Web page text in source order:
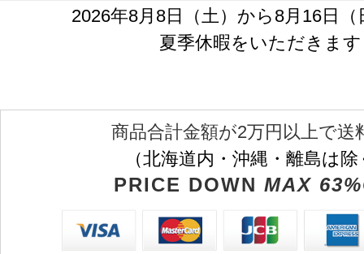
2026年8月8日（土）から8月16日
夏季休暇をいただきます
商品合計金額が2万円以上で送
（北海道内・沖縄・離島は
PRICE DOWN MAX